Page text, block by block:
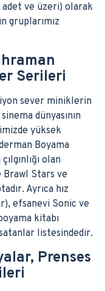
ve üzeri) olarak
gruplarımız
Serileri
sever miniklerin
dünyasının
yüksek
Boyama
olan
Brawl Stars ve
Ayrıca hız
efsanevi Sonic ve
kitabı
listesindedir.
Prenses